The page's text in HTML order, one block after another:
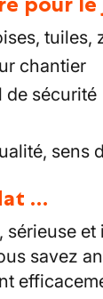
tuiles,
chantier
de sécurité
sens
…
et
savez